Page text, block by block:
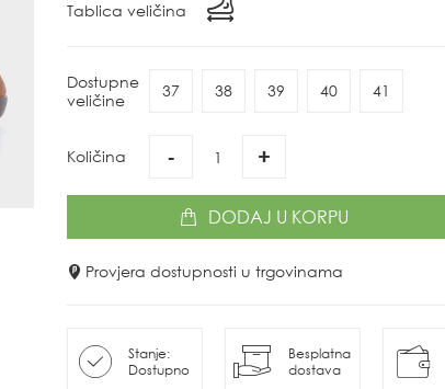
Tablica veličina
Dostupne
veličine
37 38 39 40 41
Količina - +
DODAJ U KORPU
Provjera dostupnosti u trgovinama
Stanje:
Dostupno
Besplatna
dostava